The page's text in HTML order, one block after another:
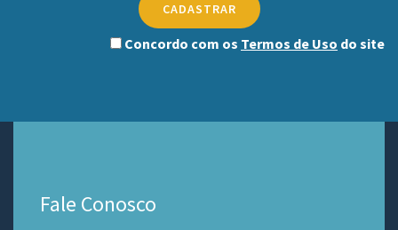
CADASTRAR
Concordo com os Termos de Uso do site
Fale Conosco